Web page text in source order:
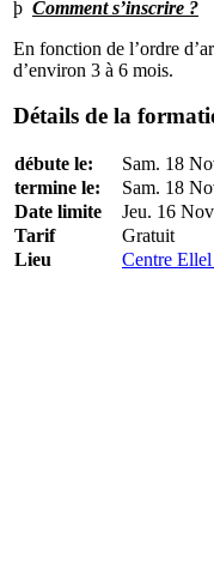
þ Comment s’inscrire ?
En fonction de l’ordre
d’environ 3 à 6 mois.
Détails de la
débute le:
Sam. 18
termine le:
Sam. 18
Date limite
Jeu. 16
Tarif
Gratuit
Lieu
Centre